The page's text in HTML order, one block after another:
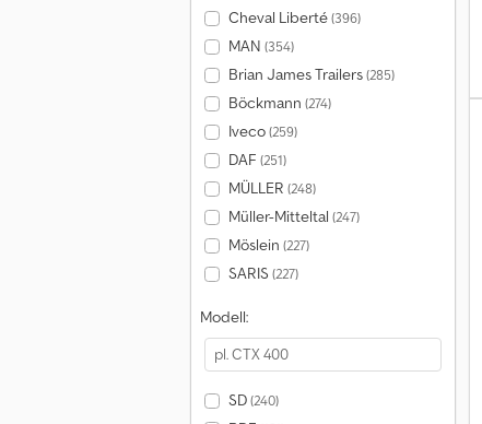
Cheval Liberté(396)
MAN (354)
Brian James Trailers(285)
Böckmann (274)
Iveco(259)
DAF (251)
MÜLLER (248)
Müller-Mitteltal (247)
Möslein (227)
SARIS (227)
Modell:
SD(240)